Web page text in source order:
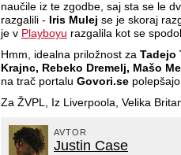
naučile iz te zgodbe, saj sta se le
razgalili -
Iris Mulej se je skoraj
je v Playboyu razgalila kot se
Hmm, idealna priložnost za Tadejo
Krajnc, Rebeko Dremelj, Mašo
na trač portalu Govori.se
Za ŽVPL, Iz Liverpoola, Velika
AVTOR
Justin Case